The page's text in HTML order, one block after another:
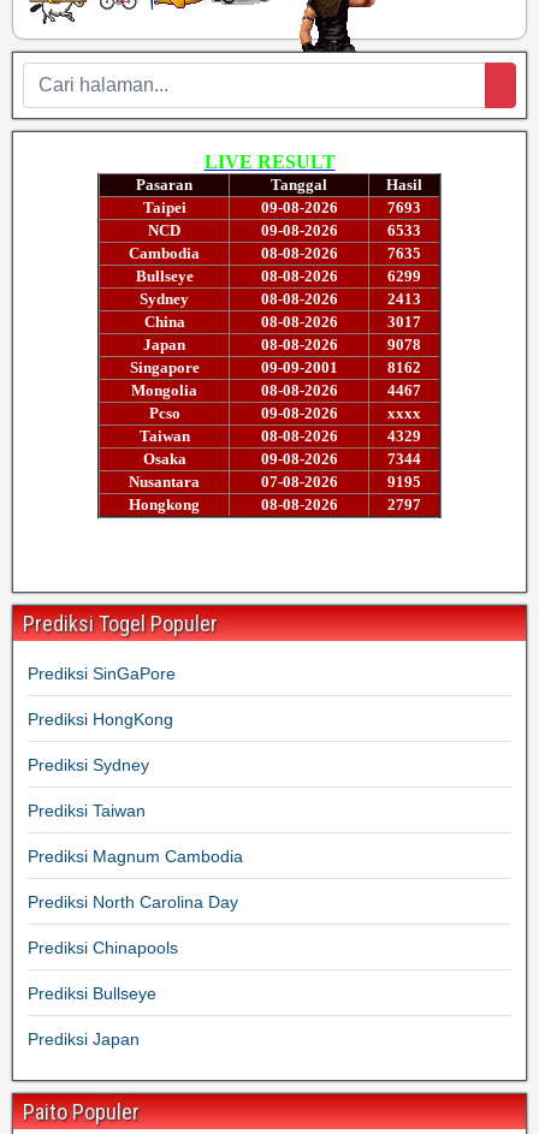
Prediksi Togel Populer
Prediksi SinGaPore
Prediksi HongKong
Prediksi Sydney
Prediksi Taiwan
Prediksi Magnum Cambodia
Prediksi North Carolina Day
Prediksi Chinapools
Prediksi Bullseye
Prediksi Japan
Paito Populer